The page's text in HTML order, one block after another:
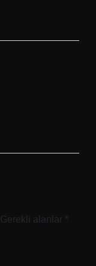
Gerekli alanlar *